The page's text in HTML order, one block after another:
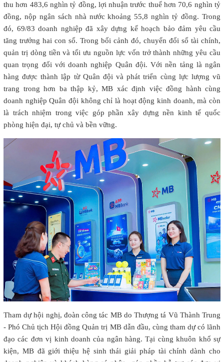
thu hơn 483,6 nghìn tỷ đồng, lợi nhuận trước thuế hơn 70,6 nghìn tỷ
đồng, nộp ngân sách nhà nước khoảng 55,8 nghìn tỷ đồng. Trong
đó, 69/83 doanh nghiệp đã xây dựng kế hoạch bảo đảm yêu cầu
tăng trưởng hai con số. Trong bối cảnh đó, chuyển đổi số tài chính,
quản trị dòng tiền và tối ưu nguồn lực vốn trở thành những yêu cầu
quan trọng đối với doanh nghiệp Quân đội. Với nền tảng là ngân
hàng được thành lập từ Quân đội và phát triển cùng lực lượng vũ
trang trong hơn ba thập kỷ, MB xác định việc đồng hành cùng
doanh nghiệp Quân đội không chỉ là hoạt động kinh doanh, mà còn
là trách nhiệm trong việc góp phần xây dựng nền kinh tế quốc
phòng hiện đại, tự chủ và bền vững.
Tham dự hội nghị, đoàn công tác MB do Thượng tá Vũ Thành Trung
- Phó Chủ tịch Hội đồng Quản trị MB dẫn đầu, cùng tham dự có lãnh
đạo các đơn vị kinh doanh của ngân hàng. Tại cùng khuôn khổ sự
kiện, MB đã giới thiệu hệ sinh thái giải pháp tài chính dành cho